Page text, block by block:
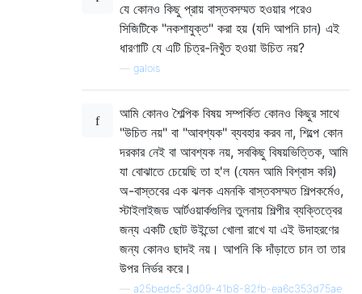
যে কোনও কিছু প্রায় বাস্তবসম্মত হওয়ার পরেও
সিজিটিকে "নকশাযুক্ত" করা হয় (যদি আপনি চান) এই
ধারণাটি যে এটি চিত্র-নিখুঁত হওয়া উচিত নয়?
galois
আমি কোনও শৈল্পিক বিষয় সম্পর্কিত কোনও কিছুর সাথে
"উচিত নয়" বা "আবশ্যক" ব্যবহার করব না, শিল্পে কোন
দরকার নেই বা আবশ্যক নয়, সবকিছু বিষয়ভিত্তিক, আমি
যা বোঝাতে চেয়েছি তা হ'ল (যেমন আমি বিশ্বাস করি)
অ-বাস্তবের এক ঝলক এমনকি বাস্তবসম্মত শিল্পকর্মেও,
স্টাইলাইজড আর্টওয়ার্কগুলির তুলনায় শিল্পীর ব্যক্তিত্বের
জন্য একটি ছোট উইন্ডো খোলা রাখে যা এই উদাহরণের
জন্য কোনও ছাদই নয়। আপনি কি দাঁড়াতে চান তা তার
উপর নির্ভর করে।
a25bedc5-3d09-41b8-82fb-ea6c353d75ae